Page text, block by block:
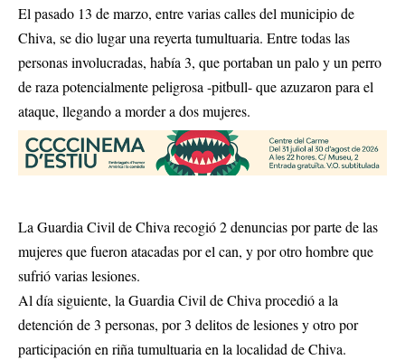
El pasado 13 de marzo, entre varias calles del municipio de
Chiva, se dio lugar una reyerta tumultuaria. Entre todas las
personas involucradas, había 3, que portaban un palo y un perro
de raza potencialmente peligrosa -pitbull- que azuzaron para el
ataque, llegando a morder a dos mujeres.
La Guardia Civil de Chiva recogió 2 denuncias por parte de las
mujeres que fueron atacadas por el can, y por otro hombre que
sufrió varias lesiones.
Al día siguiente, la Guardia Civil de Chiva procedió a la
detención de 3 personas, por 3 delitos de lesiones y otro por
participación en riña tumultuaria en la localidad de Chiva.